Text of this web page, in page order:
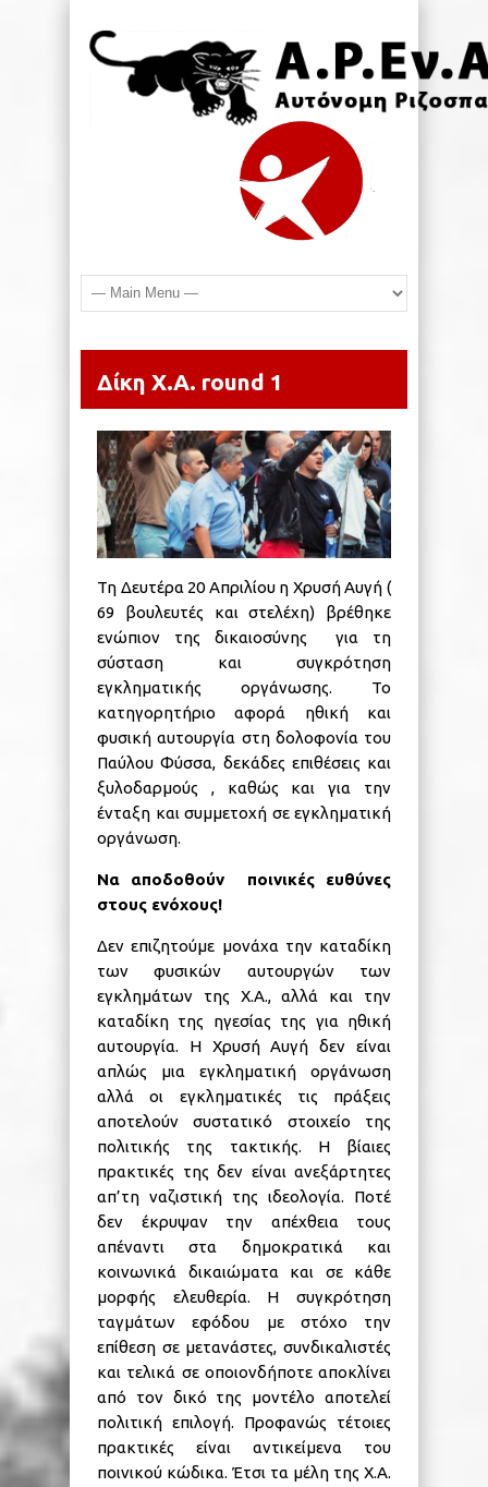
Δίκη Χ.Α. round 1
Τη Δευτέρα 20 Απριλίου η Χρυσή Αυγή (
69 βουλευτές και στελέχη) βρέθηκε
ενώπιον της δικαιοσύνης για τη
σύσταση και συγκρότηση
εγκληματικής οργάνωσης. Το
κατηγορητήριο αφορά ηθική και
φυσική αυτουργία στη δολοφονία του
Παύλου Φύσσα, δεκάδες επιθέσεις και
ξυλοδαρμούς , καθώς και για την
ένταξη και συμμετοχή σε εγκληματική
οργάνωση.
Να αποδοθούν ποινικές ευθύνες
στους ενόχους!
Δεν επιζητούμε μονάχα την καταδίκη
των φυσικών αυτουργών των
εγκλημάτων της Χ.Α., αλλά και την
καταδίκη της ηγεσίας της για ηθική
αυτουργία. Η Χρυσή Αυγή δεν είναι
απλώς μια εγκληματική οργάνωση
αλλά οι εγκληματικές τις πράξεις
αποτελούν συστατικό στοιχείο της
πολιτικής της τακτικής. Η βίαιες
πρακτικές της δεν είναι ανεξάρτητες
απ’τη ναζιστική της ιδεολογία. Ποτέ
δεν έκρυψαν την απέχθεια τους
απέναντι στα δημοκρατικά και
κοινωνικά δικαιώματα και σε κάθε
μορφής ελευθερία. Η συγκρότηση
ταγμάτων εφόδου με στόχο την
επίθεση σε μετανάστες, συνδικαλιστές
και τελικά σε οποιονδήποτε αποκλίνει
από τον δικό της μοντέλο αποτελεί
πολιτική επιλογή. Προφανώς τέτοιες
πρακτικές είναι αντικείμενα του
ποινικού κώδικα. Έτσι τα μέλη της Χ.Α.